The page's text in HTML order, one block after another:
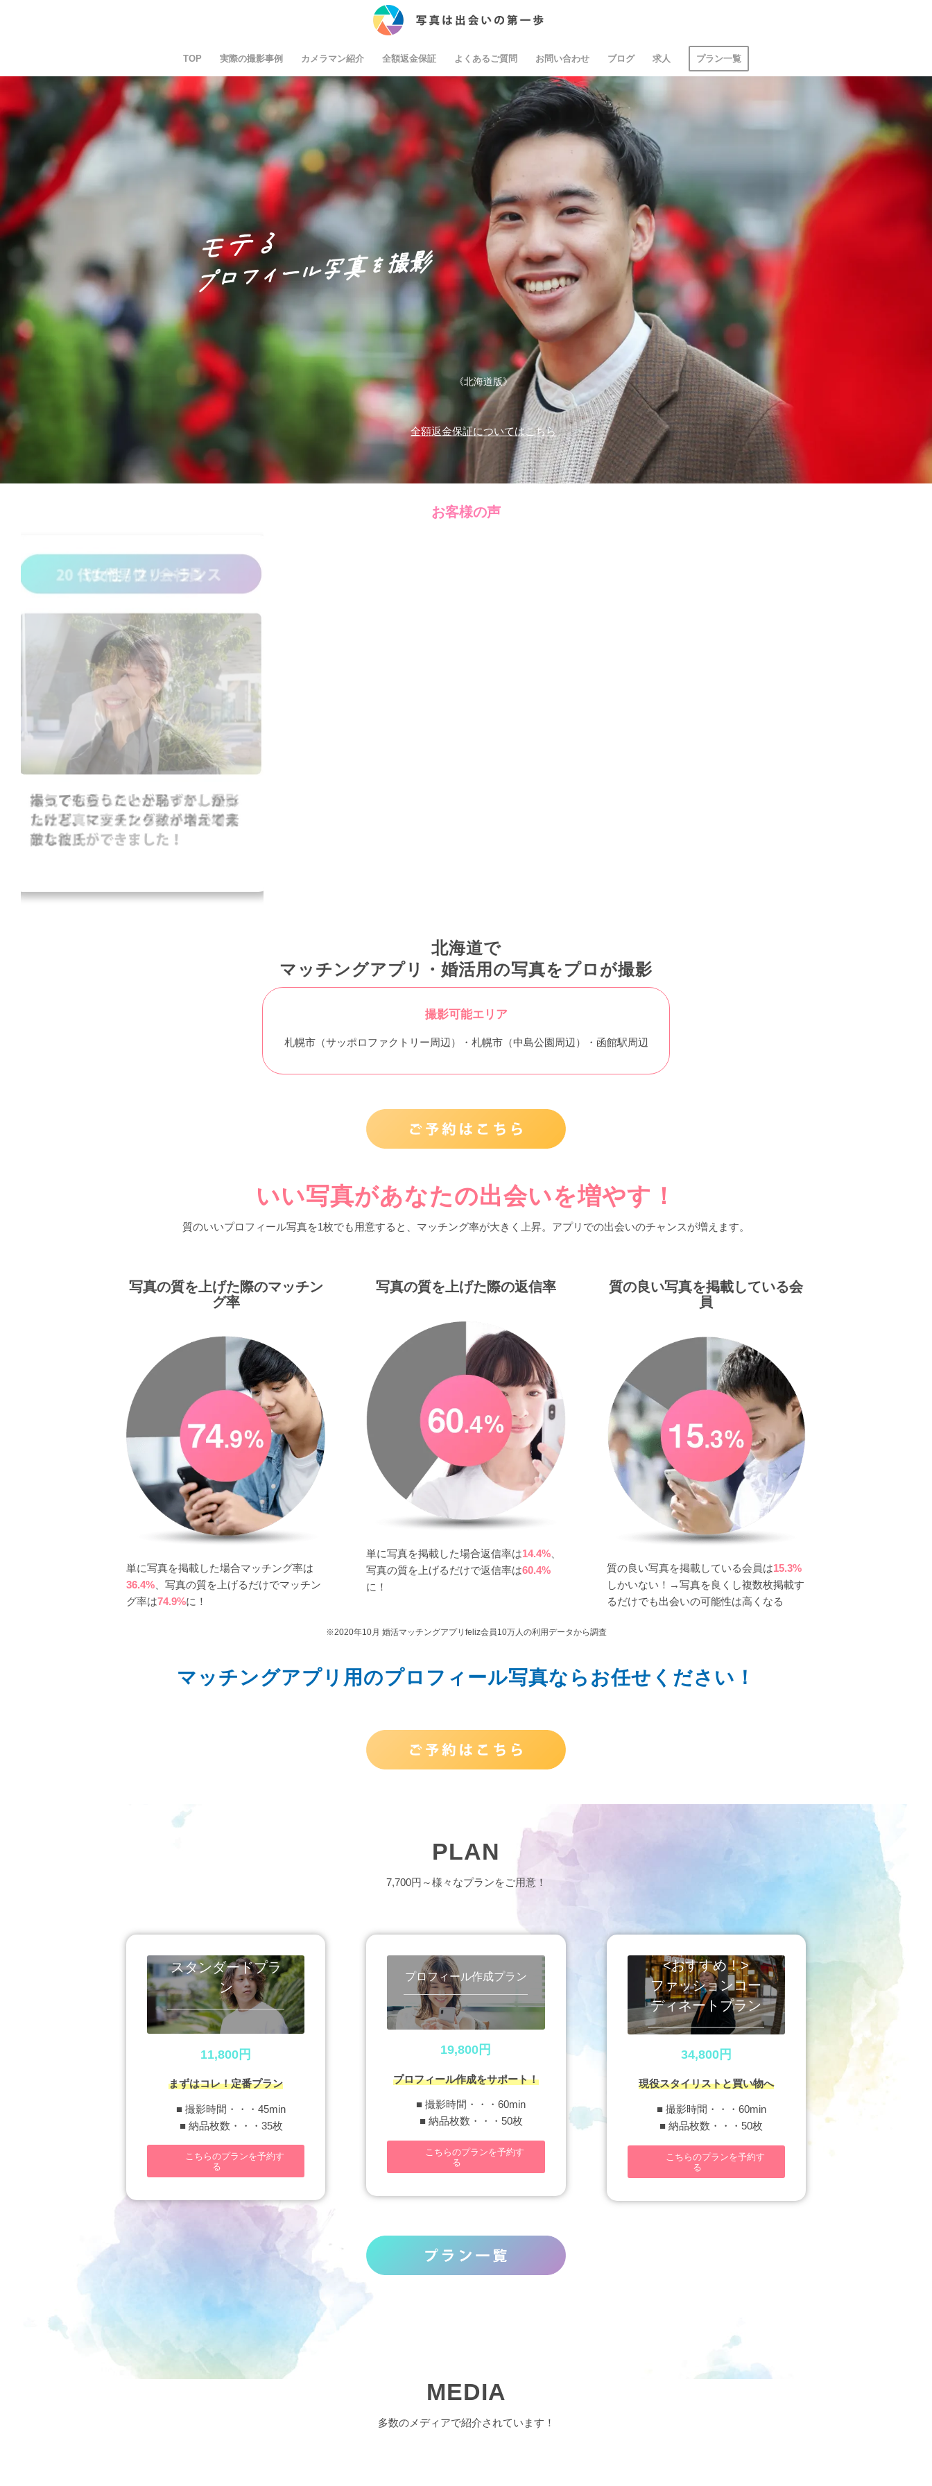
TOP 実際の撮影事例 カメラマン紹介 全額返金保証 よくあるご質問 お問い合わせ ブログ 求人 プラン一覧
《北海道版》
全額返金保証についてはこちら
お客様の声
北海道で
マッチングアプリ・婚活用の写真をプロが撮影
撮影可能エリア
札幌市（サッポロファクトリー周辺）・札幌市（中島公園周辺）・函館駅周辺
いい写真があなたの出会いを増やす！
質のいいプロフィール写真を1枚でも用意すると、マッチング率が大きく上昇。アプリでの出会いのチャンスが増えます。
写真の質を上げた際のマッチン
グ率
単に写真を掲載した場合マッチング率は
36.4% 、写真の質を上げるだけでマッチン
グ率は74.9%に！
写真の質を上げた際の返信率
単に写真を掲載した場合返信率は14.4%
写真の質を上げるだけで返信率は60.4%
に！
質の良い写真を掲載している会
員
質の良い写真を掲載している会員は15.3%
しかいない！→写真を良くし複数枚掲載す
るだけでも出会いの可能性は高くなる
※2020年10月 婚活マッチングアプリfeliz会員10万人の利用データから調査
マッチングアプリ用のプロフィール写真ならお任せください！
PLAN
7,700円～様々なプランをご用意！
スタンダードプラ
ン
11,800円
まずはコレ！定番プラン
■ 撮影時間・・・45min
■ 納品枚数・・・35枚
こちらのプランを予約す
る
プロフィール作成プラン
19,800円
プロフィール作成をサポート！
■ 撮影時間・・・60min
■ 納品枚数・・・50枚
こちらのプランを予約す
る
<おすすめ！>
ファッションコー
ディネートプラン
34,800円
現役スタイリストと買い物へ
■ 撮影時間・・・60min
■ 納品枚数・・・50枚
こちらのプランを予約す
る
MEDIA
多数のメディアで紹介されています！